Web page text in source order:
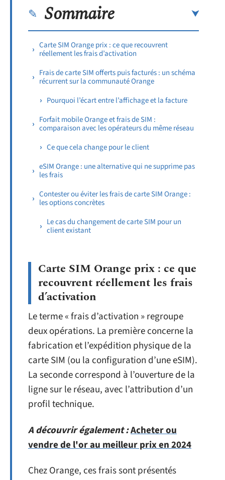
Sommaire
Carte SIM Orange prix : ce que recouvrent
réellement les frais d’activation
Frais de carte SIM offerts puis facturés : un schéma
récurrent sur la communauté Orange
Pourquoi l’écart entre l’affichage et la facture
Forfait mobile Orange et frais de SIM :
comparaison avec les opérateurs du même réseau
Ce que cela change pour le client
eSIM Orange : une alternative qui ne supprime pas
les frais
Contester ou éviter les frais de carte SIM Orange :
les options concrètes
Le cas du changement de carte SIM pour un
client existant
Carte SIM Orange prix : ce que
recouvrent réellement les frais
d’activation
Le terme « frais d’activation » regroupe
deux opérations. La première concerne la
fabrication et l’expédition physique de la
carte SIM (ou la configuration d’une eSIM).
La seconde correspond à l’ouverture de la
ligne sur le réseau, avec l’attribution d’un
profil technique.
A découvrir également :Acheter ou
vendre de l'or au meilleur prix en 2024
Chez Orange, ces frais sont présentés